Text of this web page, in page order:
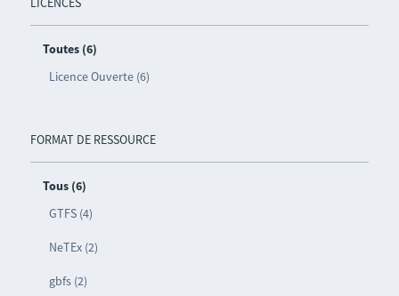
Toutes (6)
Licence Ouverte (6)
FORMAT DE RESSOURCE
Tous (6)
GTFS (4)
NeTEx (2)
gbfs (2)